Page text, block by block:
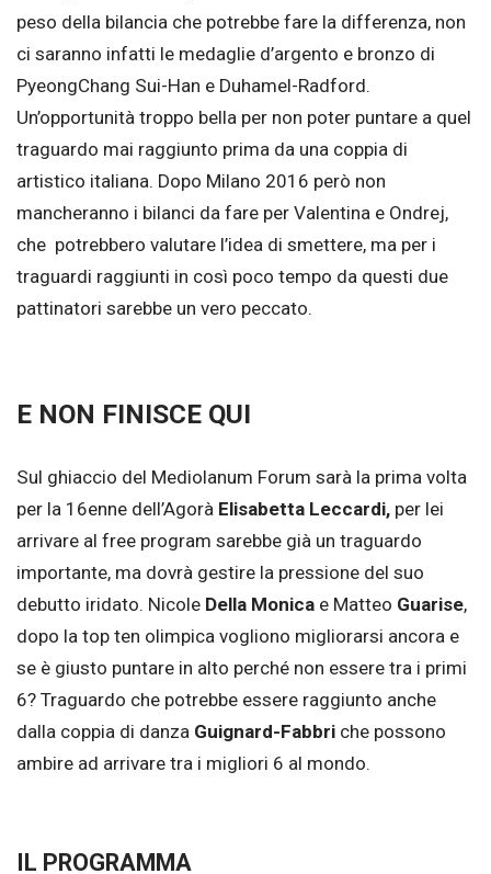
peso della bilancia che potrebbe fare la differenza, non
ci saranno infatti le medaglie d’argento e bronzo di
PyeongChang Sui-Han e Duhamel-Radford.
Un’opportunità troppo bella per non poter puntare a quel
traguardo mai raggiunto prima da una coppia di
artistico italiana. Dopo Milano 2016 però non
mancheranno i bilanci da fare per Valentina e Ondrej,
che potrebbero valutare l’idea di smettere, ma per i
traguardi raggiunti in così poco tempo da questi due
pattinatori sarebbe un vero peccato.
E NON FINISCE QUI
Sul ghiaccio del Mediolanum Forum sarà la prima volta
per la 16enne dell’Agorà Elisabetta Leccardi, per lei
arrivare al free program sarebbe già un traguardo
importante, ma dovrà gestire la pressione del suo
debutto iridato. Nicole Della Monica e Matteo Guarise,
dopo la top ten olimpica vogliono migliorarsi ancora e
se è giusto puntare in alto perché non essere tra i primi
6? Traguardo che potrebbe essere raggiunto anche
dalla coppia di danza Guignard-Fabbri che possono
ambire ad arrivare tra i migliori 6 al mondo.
IL PROGRAMMA